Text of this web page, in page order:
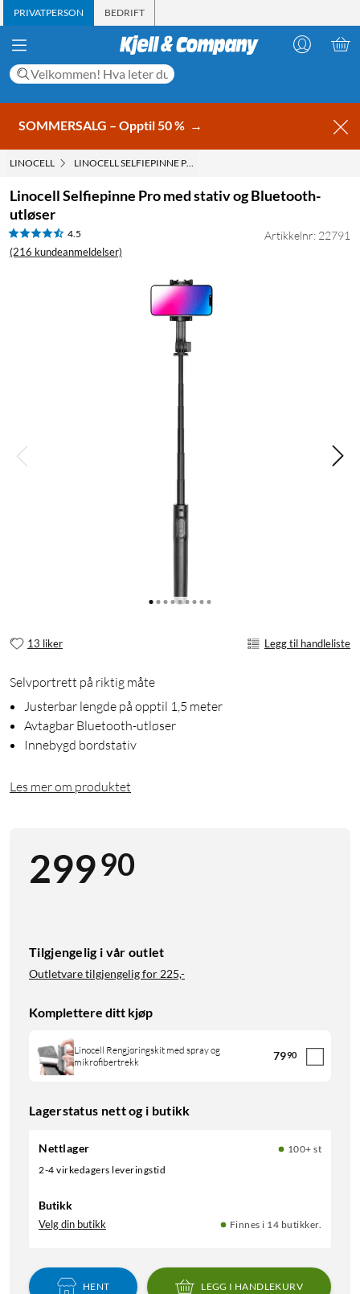
PRIVATPERSON BEDRIFT
SOMMERSALG – Opptil 50 % →
LINOCELL LINOCELL SELFIEPINNE PRO MED STATIV OG BLUETOOTH-
Linocell Selfiepinne Pro med stativ og Bluetooth-
utløser
4.5
(216 kundeanmeldelser)
Artikkelnr: 22791
13 liker Legg til handleliste
Selvportrett på riktig måte
Justerbar lengde på opptil 1,5 meter
Avtagbar Bluetooth-utløser
Innebygd bordstativ
Les mer om produktet
29990
Tilgjengelig i vår outlet
Outletvare tilgjengelig for225,-
Komplettere ditt kjøp
Linocell Rengjøringskit med spray og
mikrofibertrekk
7990
Lagerstatus nett og i butikk
Nettlager
100+ st
2-4 virkedagers leveringstid
Butikk
Velg din butikk Finnes i 14 butikker.
HENT LEGG I HANDLEKURV